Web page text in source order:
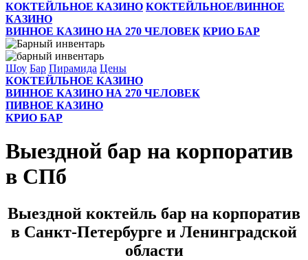
КОКТЕЙЛЬНОЕ КАЗИНО КОКТЕЙЛЬНОЕ/ВИННОЕ
КАЗИНО
ВИННОЕ КАЗИНО НА 270 ЧЕЛОВЕК КРИО БАР
Шоу Бар Пирамида Цены
КОКТЕЙЛЬНОЕ КАЗИНО
ВИННОЕ КАЗИНО НА 270 ЧЕЛОВЕК
ПИВНОЕ КАЗИНО
КРИО БАР
Выездной бар на корпоратив
в СПб
Выездной коктейль бар на корпоратив
в Санкт-Петербурге и Ленинградской
области